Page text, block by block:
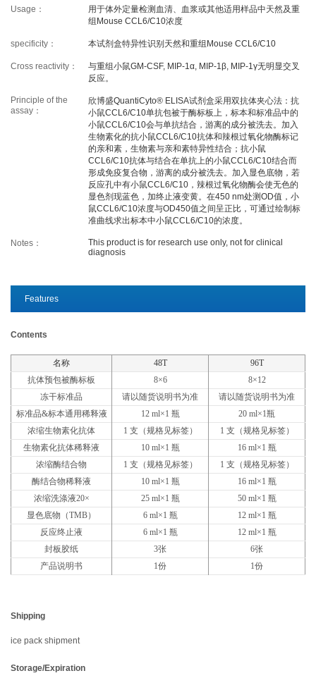
Technical Support Ordering
PROMOTION
Promotions New Arrival
Scholarship
RESOURCES
Sample Preparation Experimental Procedure
FAQ Notes
Top Papers
About NeoBioscience Honor
Contact Us News
Distributors
Usage：
用于体外定量检测血清、血浆或其他适用样品中天然及重
组Mouse CCL6/C10浓度
specificity： 本试剂盒特异性识别天然和重组Mouse CCL6/C10
Cross reactivity：
与重组小鼠GM-CSF, MIP-1α, MIP-1β, MIP-1γ无明显交叉
反应。
Principle of the
assay：
欣博盛QuantiCyto® ELISA试剂盒采用双抗体夹心法：抗
小鼠CCL6/C10单抗包被于酶标板上，标本和标准品中的
小鼠CCL6/C10会与单抗结合，游离的成分被洗去。加入
生物素化的抗小鼠CCL6/C10抗体和辣根过氧化物酶标记
的亲和素，生物素与亲和素特异性结合；抗小鼠
CCL6/C10抗体与结合在单抗上的小鼠CCL6/C10结合而
形成免疫复合物，游离的成分被洗去。加入显色底物，若
反应孔中有小鼠CCL6/C10，辣根过氧化物酶会使无色的
显色剂现蓝色，加终止液变黄。在450 nm处测OD值，小
鼠CCL6/C10浓度与OD450值之间呈正比，可通过绘制标
准曲线求出标本中小鼠CCL6/C10的浓度。
Notes：
This product is for research use only, not for clinical
diagnosis
Features
Contents
名称 48T
96T
抗体预包被酶标板
8×6
8×12
冻干标准品
请以随货说明书为准
请以随货说明书为准
标准品&标本通用稀释液
12 ml×1 瓶
20 ml×1瓶
浓缩生物素化抗体
1 支（规格见标签）
1 支（规格见标签）
生物素化抗体稀释液
10 ml×1 瓶
16 ml×1 瓶
浓缩酶结合物
1 支（规格见标签）
1 支（规格见标签）
酶结合物稀释液
10 ml×1 瓶
16 ml×1 瓶
浓缩洗涤液20×
25 ml×1 瓶
50 ml×1 瓶
显色底物（TMB）
6 ml×1 瓶
12 ml×1 瓶
反应终止液
6 ml×1 瓶
12 ml×1 瓶
封板胶纸
3张
6张
产品说明书
1份 1份
Shipping
ice pack shipment
Storage/Expiration